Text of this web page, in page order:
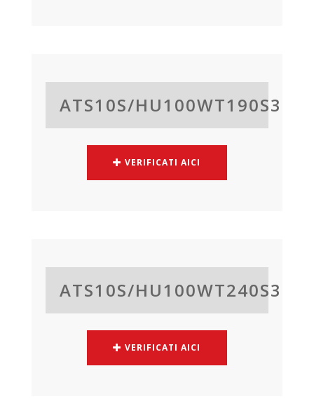
ATS10S/HU100WT190S3
VERIFICATI AICI
ATS10S/HU100WT240S3
VERIFICATI AICI